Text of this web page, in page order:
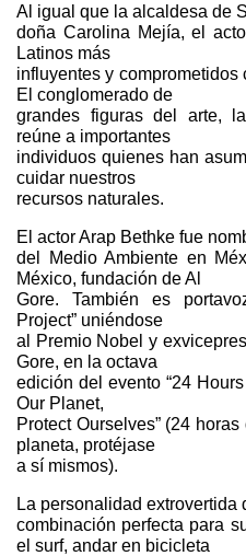
Al igual que la alcaldesa de
doña Carolina Mejía, el
Latinos más
influyentes y comprometidos
El conglomerado de
grandes figuras del arte,
reúne a importantes
individuos quienes han
cuidar nuestros
recursos naturales.
El actor Arap Bethke fue
del Medio Ambiente en
México, fundación de Al
Gore. También es
Project” uniéndose
al Premio Nobel y
Gore, en la octava
edición del evento “24
Our Planet,
Protect Ourselves” (24
planeta, protéjase
a sí mismos).
La personalidad extrovertida
combinación perfecta para
el surf, andar en bicicleta